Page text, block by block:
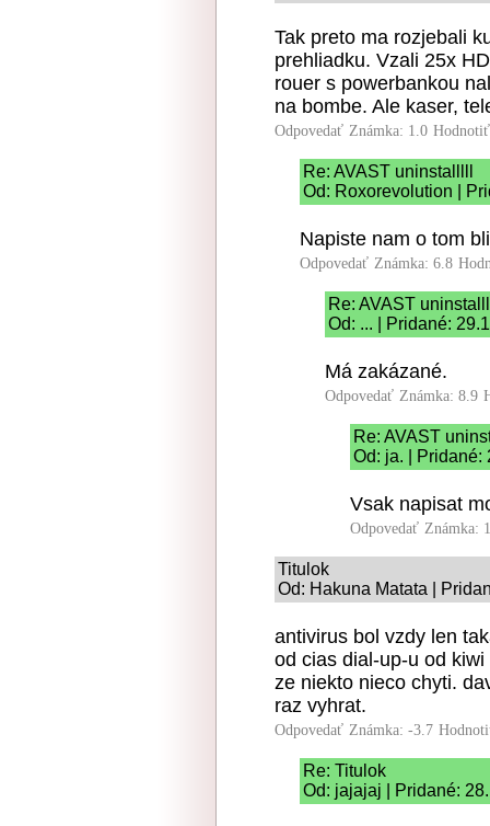
Tak preto ma rozjebali
prehliadku. Vzali 25x
rouer s powerbankou
na bombe. Ale kaser,
Odpovedať Známka: 1.0
Re: AVAST uninstalllll
Od: Roxorevolution |
Napiste nam o tom
Odpovedať Známka: 6.8
Re: AVAST
Od: ... | Pridané:
Má zakázané.
Odpovedať Známka: 8.9
Re: AVAST
Od: ja. | Pridané:
Vsak napisat
Odpovedať Známka:
Titulok
Od: Hakuna Matata |
antivirus bol vzdy len
od cias dial-up-u od
ze niekto nieco chyti.
raz vyhrat.
Odpovedať Známka: -3.7
Re: Titulok
Od: jajajaj | Pridané: